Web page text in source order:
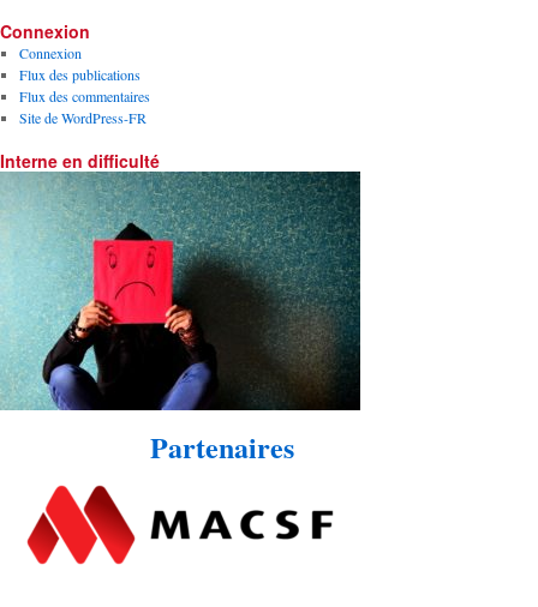
Connexion
Connexion
Flux des publications
Flux des commentaires
Site de WordPress-FR
Interne en difficulté
Partenaires